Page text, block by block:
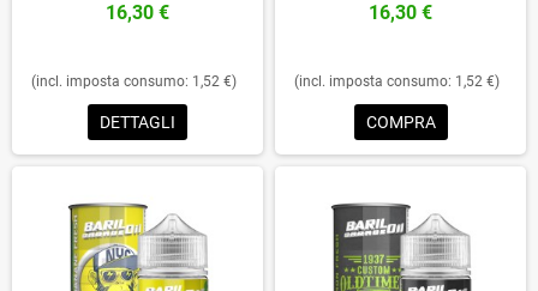
16,30 €
(incl. imposta consumo: 1,52 €)
DETTAGLI
16,30 €
(incl. imposta consumo: 1,52 €)
COMPRA